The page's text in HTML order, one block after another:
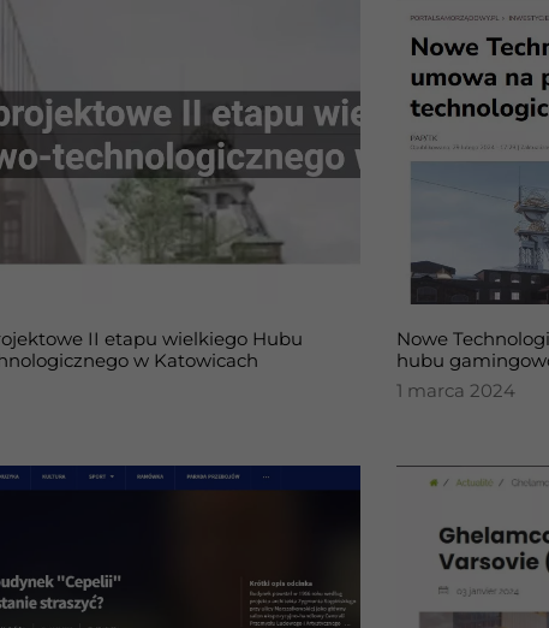
II etapu wielkiego Hubu
​w Katowicach
Nowe
hubu
1 marca 2024